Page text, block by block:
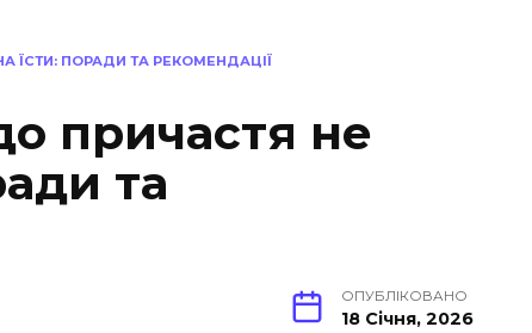
ЇСТИ: ПОРАДИ ТА РЕКОМЕНДАЦІЇ
причастя не
та
ОПУБЛІКОВАНО
18 Січня, 2026